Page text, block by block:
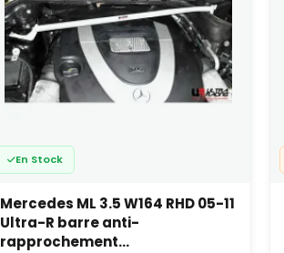
En Stock
Mercedes ML 3.5 W164 RHD 05-11
Ultra-R barre anti-
rapprochement...